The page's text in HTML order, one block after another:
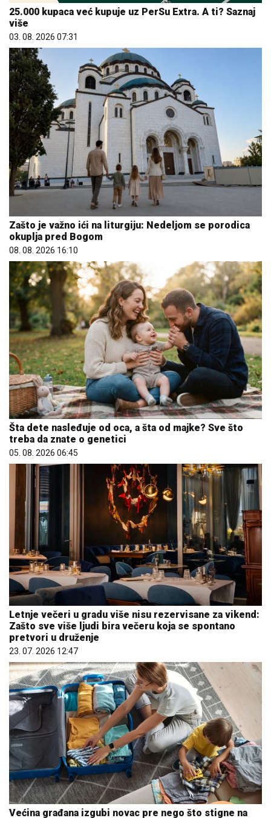
25.000 kupaca već kupuje uz PerSu Extra. A ti? Saznaj
više
03. 08. 2026 07:31
Zašto je važno ići na liturgiju: Nedeljom se porodica
okuplja pred Bogom
08. 08. 2026 16:10
Šta dete nasleđuje od oca, a šta od majke? Sve što
treba da znate o genetici
05. 08. 2026 06:45
Letnje večeri u gradu više nisu rezervisane za vikend:
Zašto sve više ljudi bira večeru koja se spontano
pretvori u druženje
23. 07. 2026 12:47
Većina građana izgubi novac pre nego što stigne na